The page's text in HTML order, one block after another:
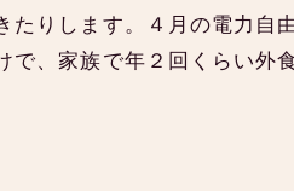
たりします。４月の電力自
で、家族で年２回くらい外